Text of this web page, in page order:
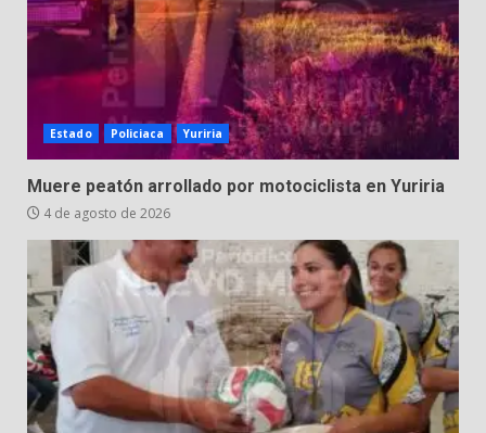
Estado Policiaca Yuriria
Muere peatón arrollado por motociclista en Yuriria
4 de agosto de 2026